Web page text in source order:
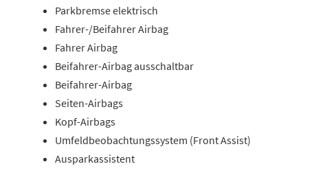
Parkbremse elektrisch
Fahrer-/Beifahrer Airbag
Fahrer Airbag
Beifahrer-Airbag ausschaltbar
Beifahrer-Airbag
Seiten-Airbags
Kopf-Airbags
Umfeldbeobachtungssystem (Front Assist)
Ausparkassistent